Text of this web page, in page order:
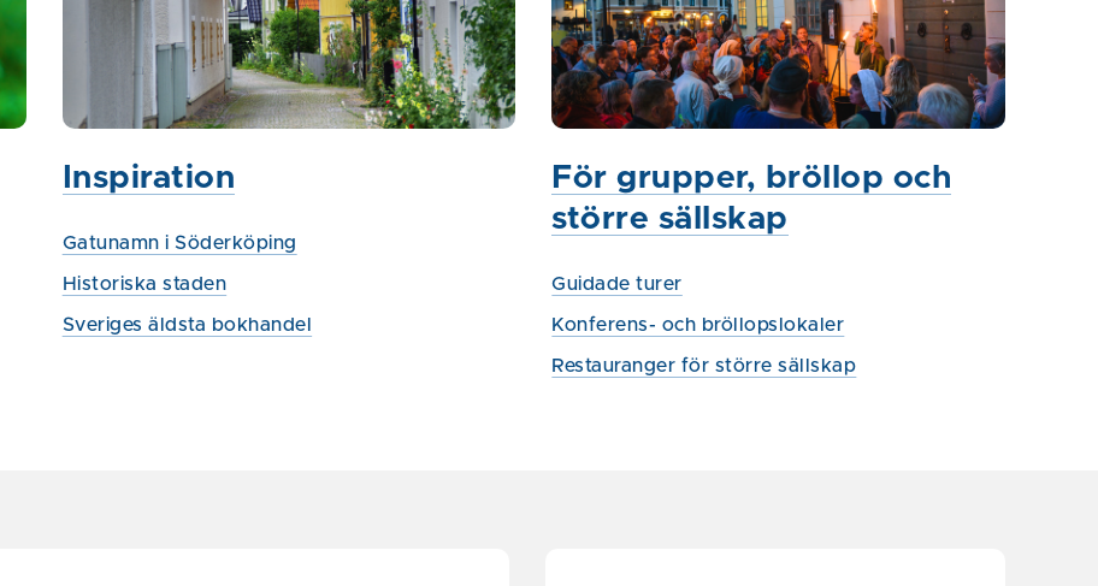
Inspiration
Gatunamn i Söderköping
Historiska staden
Sveriges äldsta bokhandel
För grupper, bröllop och
större sällskap
Guidade turer
Konferens- och bröllopslokaler
Restauranger för större sällskap